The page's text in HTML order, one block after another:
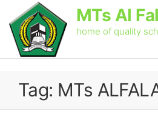
the
content
MTs Al
home of quality
Tag: MTs